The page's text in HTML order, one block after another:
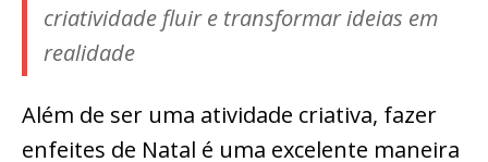
criatividade fluir e transformar ideias em
realidade
Além de ser uma atividade criativa, fazer
enfeites de Natal é uma excelente maneira